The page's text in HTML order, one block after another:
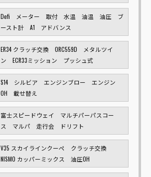
Defi メーター 取付 水温 油温 油圧 ブ
ースト計 A1 アドバンス
ER34 クラッチ交換 ORC559D メタルツイ
ン ECR33ミッション プッシュ式
S14 シルビア エンジンブロー エンジン
OH 載せ替え
富士スピードウェイ マルチパーパスコー
ス マルパ 走行会 ドリフト
V35 スカイラインクーペ クラッチ交換
NISMO カッパーミックス 油圧OH